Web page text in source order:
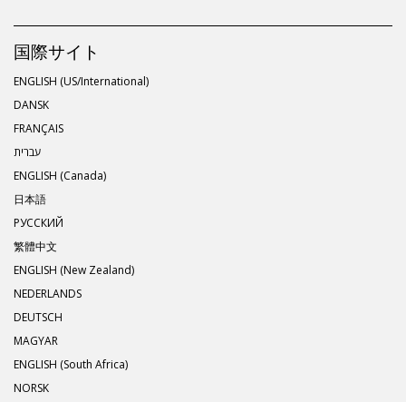
国際サイト
ENGLISH (US/International)
DANSK
FRANÇAIS
עברית
ENGLISH (Canada)
日本語
РУССКИЙ
繁體中文
ENGLISH (New Zealand)
NEDERLANDS
DEUTSCH
MAGYAR
ENGLISH (South Africa)
NORSK